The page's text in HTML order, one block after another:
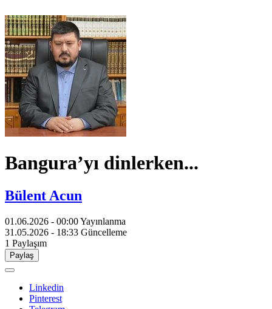
Bangura’yı dinlerken...
Bülent Acun
01.06.2026 - 00:00Yayınlanma
31.05.2026 - 18:33 Güncelleme
1 Paylaşım
Paylaş
Linkedin
Pinterest